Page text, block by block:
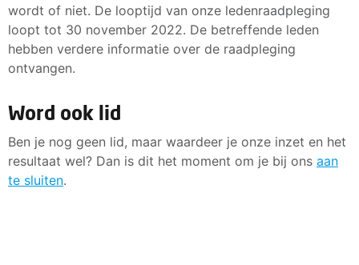
wordt of niet. De looptijd van onze ledenraadpleging
loopt tot 30 november 2022. De betreffende leden
hebben verdere informatie over de raadpleging
ontvangen.
Word ook lid
Ben je nog geen lid, maar waardeer je onze inzet en het
resultaat wel? Dan is dit het moment om je bij ons aan
te sluiten.